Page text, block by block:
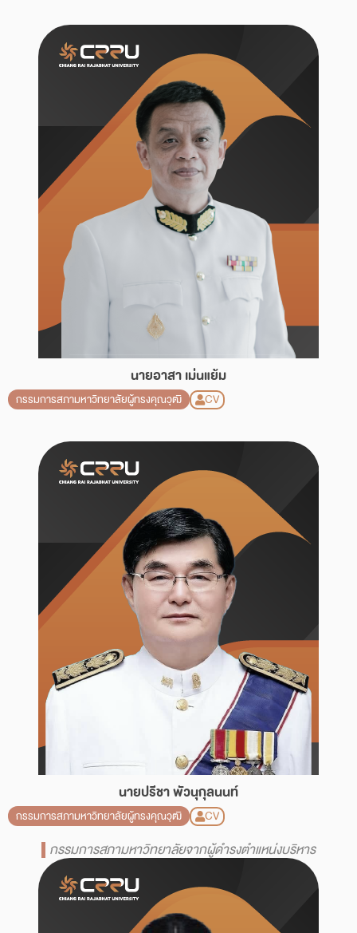
นายอาสา เม่นแย้ม
กรรมการสภามหาวิทยาลัยผู้ทรงคุณวุฒิ CV
นายปรีชา พัวนุกุลนนท์
กรรมการสภามหาวิทยาลัยผู้ทรงคุณวุฒิ CV
กรรมการสภามหาวิทยาลัยจากผู้ดำรงตำแหน่งบริหาร